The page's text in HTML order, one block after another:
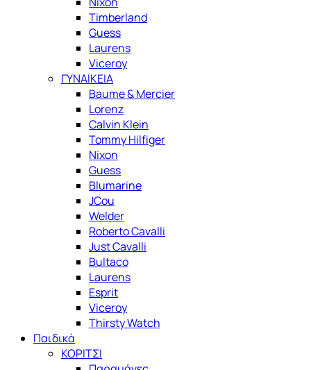
Timberland
Guess
Laurens
Viceroy
ΓΥΝΑΙΚΕΙΑ
Baume & Mercier
Lorenz
Calvin Klein
Tommy Hilfiger
Nixon
Guess
Blumarine
JCou
Welder
Roberto Cavalli
Just Cavalli
Bultaco
Laurens
Esprit
Viceroy
Thirsty Watch
Παιδικά
ΚΟΡΙΤΣΙ